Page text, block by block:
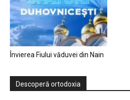
Învierea Fiului văduvei din Nain
Descoperă ortodoxia